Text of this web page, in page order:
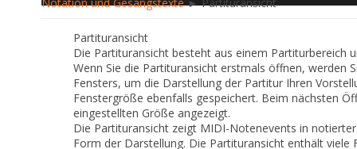
Partituransicht
Die Partituransicht besteht aus einem Partiturbereich
Wenn Sie die Partituransicht erstmals öffnen, werden
Fensters, um die Darstellung der Partitur Ihren
Fenstergröße ebenfalls gespeichert. Beim nächsten
eingestellten Größe angezeigt.
Die Partituransicht zeigt MIDI-Notenevents in
Form der Darstellung. Die Partituransicht enthält